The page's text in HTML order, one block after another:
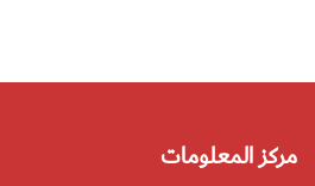
مركز المعلومات